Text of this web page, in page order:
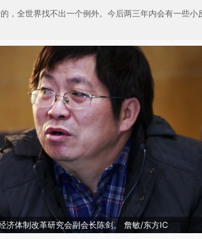
，全世界找不出一个例外。今后两三年内会有一些小
济体制改革研究会副会长陈剑。 詹敏/东方IC